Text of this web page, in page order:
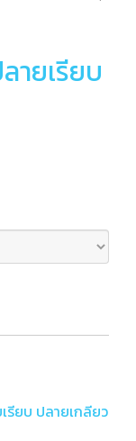
ายเรียบ
รียบ ปลายเกลียว